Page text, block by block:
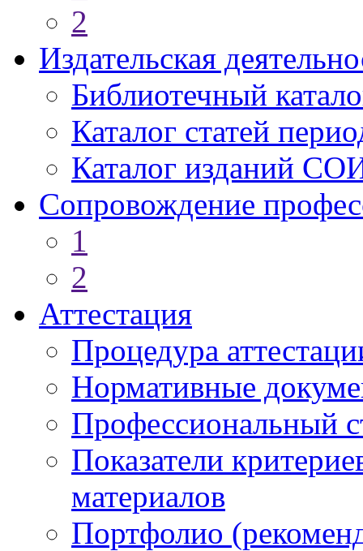
2
Издательская
Библиотечный
Каталог статей
Каталог изданий
Сопровождение
1
2
Аттестация
Процедура
Нормативные
Профессиональный
Показатели
материалов
Портфолио